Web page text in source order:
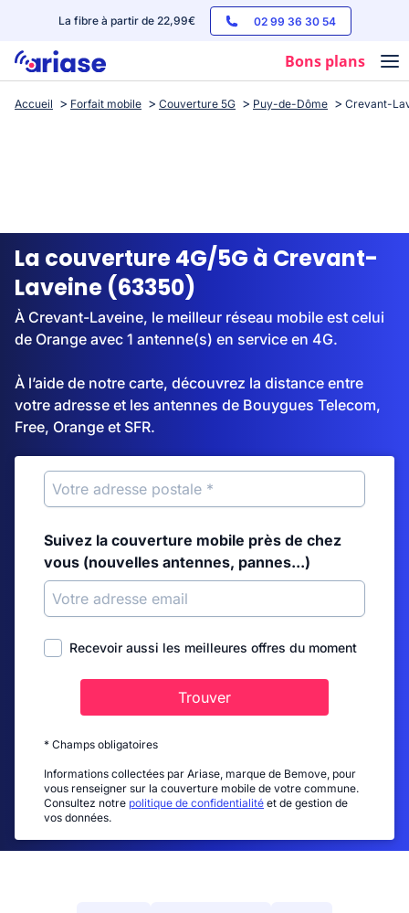
La fibre à partir de 22,99€ 02 99 36 30 54
Bons plans
Box internet
Streaming
Accueil Forfait mobile Couverture 5G Puy-de-Dôme Crevant-
La couverture 4G/5G à Crevant-
Laveine (63350)
À Crevant-Laveine, le meilleur réseau mobile est celui
de Orange avec 1 antenne(s) en service en 4G.
À l’aide de notre carte, découvrez la distance entre
votre adresse et les antennes de Bouygues Telecom,
Free, Orange et SFR.
Suivez la couverture mobile près de chez
vous (nouvelles antennes, pannes...)
Recevoir aussi les meilleures offres du moment
Trouver
* Champs obligatoires
Informations collectées par Ariase, marque de Bemove, pour
vous renseigner sur la couverture mobile de votre commune.
Consultez notre politique de confidentialité et de gestion de
vos données.